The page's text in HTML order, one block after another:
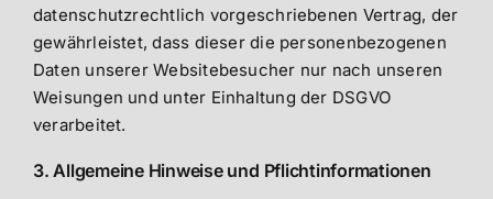
datenschutzrechtlich vorgeschriebenen Vertrag, der
gewährleistet, dass dieser die personenbezogenen
Daten unserer Websitebesucher nur nach unseren
Weisungen und unter Einhaltung der DSGVO
verarbeitet.
3. Allgemeine Hinweise und Pflicht­informationen